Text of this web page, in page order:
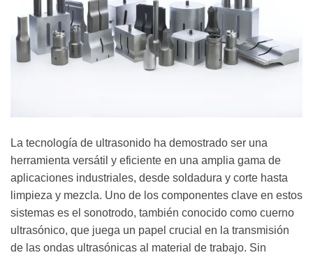
La tecnología de ultrasonido ha demostrado ser una
herramienta versátil y eficiente en una amplia gama de
aplicaciones industriales, desde soldadura y corte hasta
limpieza y mezcla. Uno de los componentes clave en estos
sistemas es el sonotrodo, también conocido como cuerno
ultrasónico, que juega un papel crucial en la transmisión
de las ondas ultrasónicas al material de trabajo. Sin